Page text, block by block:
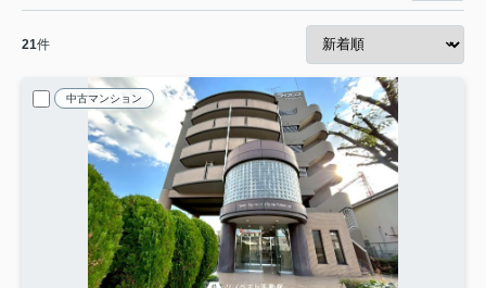
21件
中古マンション